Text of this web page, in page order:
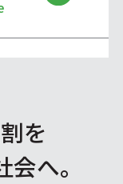
を
へ。